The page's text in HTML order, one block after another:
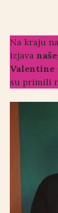
Na kraju
izjava
Valentine
su primili